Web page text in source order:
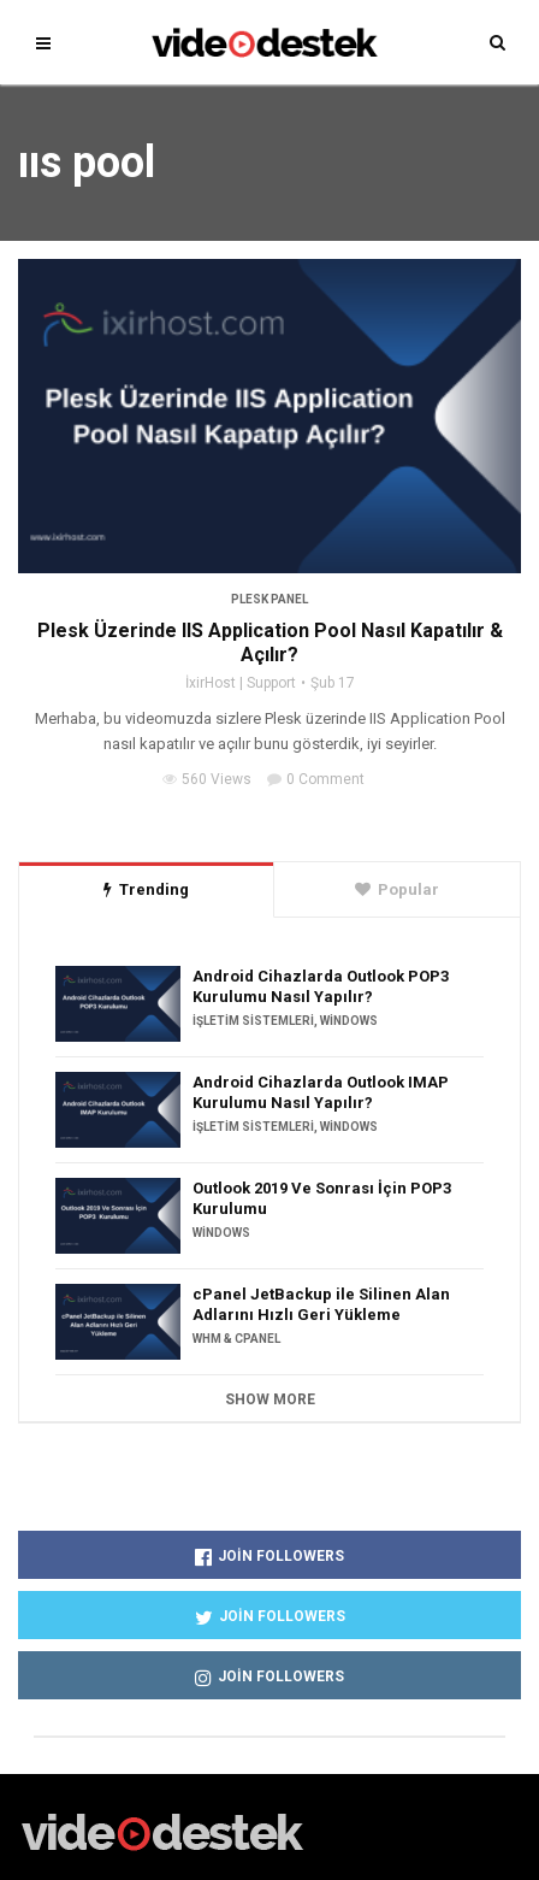
ııs pool
PLESK PANEL
Plesk Üzerinde IIS Application Pool Nasıl Kapatılır &
Açılır?
İxirHost | Support Şub 17
Merhaba, bu videomuzda sizlere Plesk üzerinde IIS Application Pool
nasıl kapatılır ve açılır bunu gösterdik, iyi seyirler.
560 Views 0 Comment
Trending Popular
Android Cihazlarda Outlook POP3
Kurulumu Nasıl Yapılır?
İŞLETIM SISTEMLERI, WINDOWS
Android Cihazlarda Outlook IMAP
Kurulumu Nasıl Yapılır?
İŞLETIM SISTEMLERI, WINDOWS
Outlook 2019 Ve Sonrası İçin POP3
Kurulumu
WINDOWS
cPanel JetBackup ile Silinen Alan
Adlarını Hızlı Geri Yükleme
WHM & CPANEL
SHOW MORE
JOIN FOLLOWERS
JOIN FOLLOWERS
JOIN FOLLOWERS